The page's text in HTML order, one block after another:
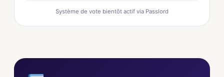
Système de vote bientôt actif via Passlord